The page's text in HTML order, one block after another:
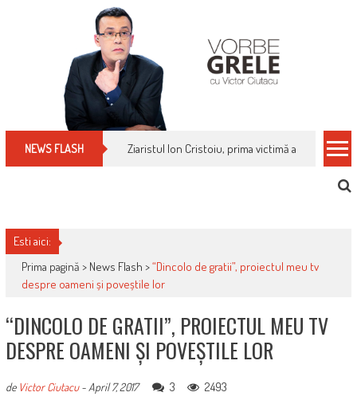
NEWS FLASH Ziaristul Ion Cristoiu, prima victimă a noi
Esti aici:
Prima pagină > News Flash >“Dincolo de gratii”, proiectul meu tv
despre oameni și poveștile lor
“DINCOLO DE GRATII”, PROIECTUL MEU TV
DESPRE OAMENI ȘI POVEȘTILE LOR
de Victor Ciutacu-April 7, 2017 3 2493